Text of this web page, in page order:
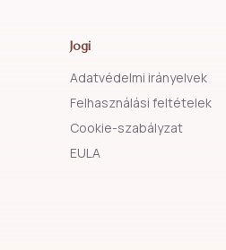
Jogi
Adatvédelmi irányelvek
Felhasználási feltételek
Cookie-szabályzat
EULA